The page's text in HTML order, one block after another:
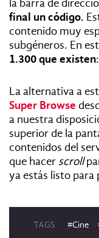
la barra de
final un código.
contenido muy
subgéneros. En
1.300 que existen:
La alternativa a
Super Browse
a nuestra
superior de la
contenidos del
que hacer scroll
ya estás listo para
TAGS #Cine